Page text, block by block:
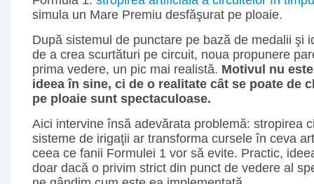
simula un Mare Premiu desfăşurat pe ploaie.
După sistemul de punctare pe bază de medalii şi
de a crea scurtături pe circuit, noua propunere
prima vedere, un pic mai realistă. Motivul nu
ideea în sine, ci de o realitate cât se poate de
pe ploaie sunt spectaculoase.
Aici intervine însă adevărata problemă: stropirea
sisteme de irigaţii ar transforma cursele în ceva
ceea ce fanii Formulei 1 vor să evite. Practic,
doar dacă o privim strict din punct de vedere al